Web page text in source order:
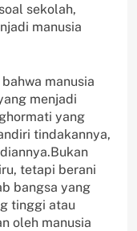
sekolah,
manusia
manusia
menjadi
yang
tindakannya,
tetapi berani
bangsa yang
tinggi atau
oleh manusia